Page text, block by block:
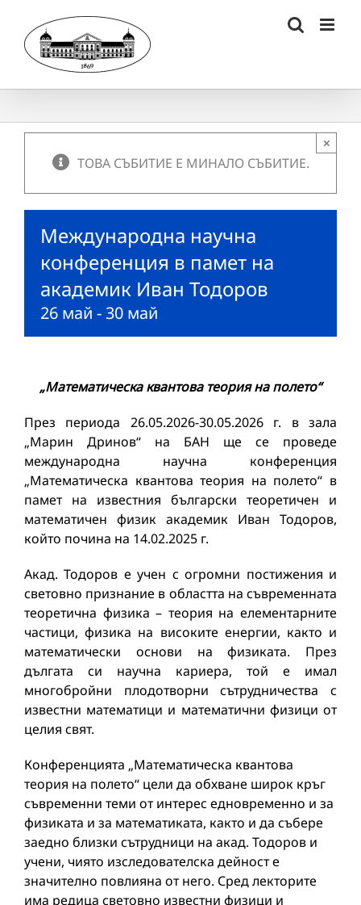
content
ТОВА СЪБИТИЕ Е МИНАЛО СЪБИТИЕ.
×
Международна научна
конференция в памет на
академик Иван Тодоров
26 май -30 май
„Математическа квантова теория на полето“
През периода 26.05.2026-30.05.2026 г. в зала
„Марин Дринов“ на БАН ще се проведе
международна научна конференция
„Математическа квантова теория на полето“ в
памет на известния български теоретичен и
математичен физик академик Иван Тодоров,
който почина на 14.02.2025 г.
Акад. Тодоров е учен с огромни постижения и
световно признание в областта на съвременната
теоретична физика – теория на елементарните
частици, физика на високите енергии, както и
математически основи на физиката. През
дългата си научна кариера, той е имал
многобройни плодотворни сътрудничества с
известни математици и математични физици от
целия свят.
Конференцията „Математическа квантова
теория на полето“ цели да обхване широк кръг
съвременни теми от интерес едновременно и за
физиката и за математиката, както и да събере
заедно близки сътрудници на акад. Тодоров и
учени, чиято изследователска дейност е
значително повлияна от него. Сред лекторите
има редица световно известни физици и